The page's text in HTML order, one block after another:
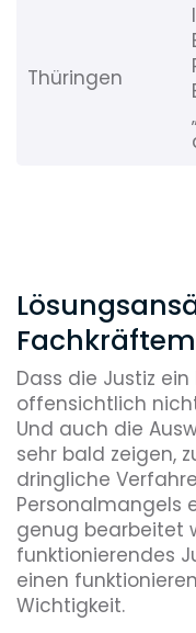
Thüringen
Dass die Justiz
offensichtlich
Und auch die
sehr bald zeigen,
dringliche
Personalmangels
genug bearbeitet
funktionierendes
einen
Wichtigkeit.